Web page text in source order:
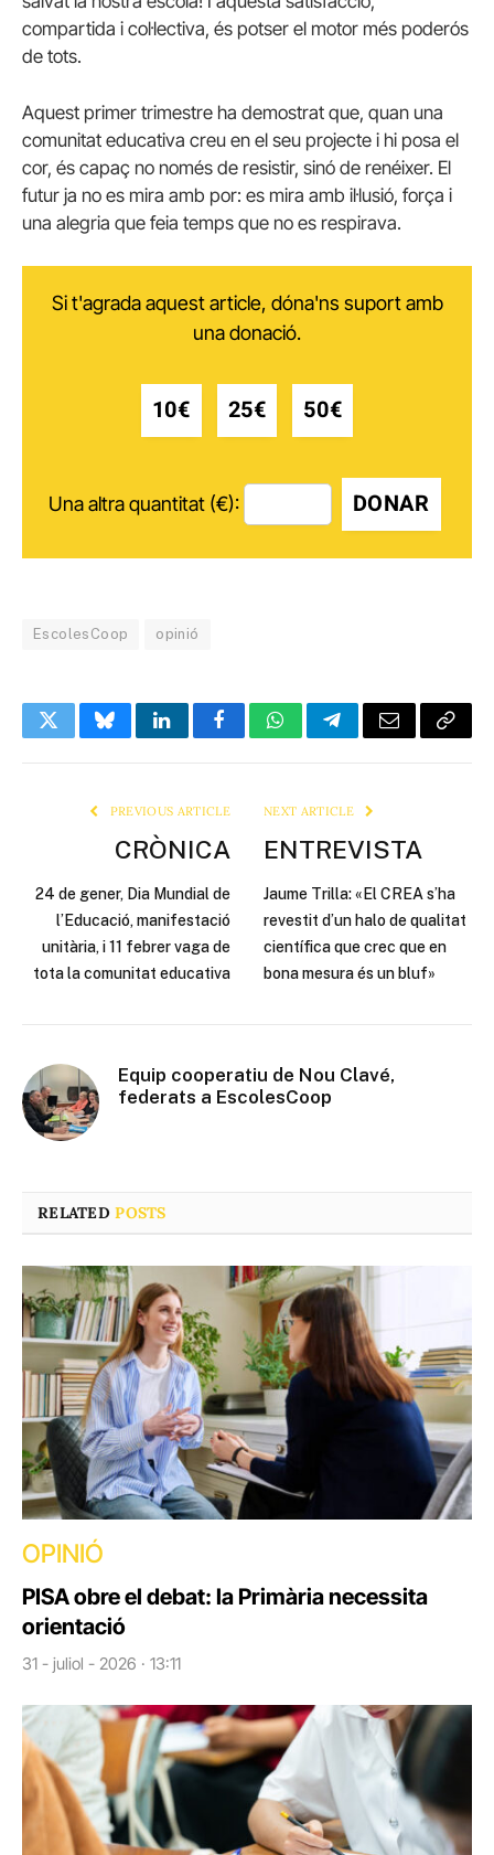
compartida i col·lectiva, és potser el motor més poderós
de tots.
Aquest primer trimestre ha demostrat que, quan una
comunitat educativa creu en el seu projecte i hi posa el
cor, és capaç no només de resistir, sinó de renéixer. El
futur ja no es mira amb por: es mira amb il·lusió, força i
una alegria que feia temps que no es respirava.
Si t'agrada aquest article, dóna'ns suport amb
una donació.
10€ 25€ 50€
Una altra quantitat (€): DONAR
EscolesCoop opinió
TwitterBlueskyLinkedInFacebookWhatsAppTelegramEmail Copy
PREVIOUS ARTICLE
CRÒNICA
24 de gener, Dia Mundial de
l’Educació, manifestació
unitària, i 11 febrer vaga de
tota la comunitat educativa
NEXT ARTICLE
ENTREVISTA
Jaume Trilla: «El CREA s’ha
revestit d’un halo de qualitat
científica que crec que en
bona mesura és un bluf»
Equip cooperatiu de Nou Clavé,
federats a EscolesCoop
RELATEDPOSTS
OPINIÓ
PISA obre el debat: la Primària necessita
orientació
31 - juliol - 2026 · 13:11